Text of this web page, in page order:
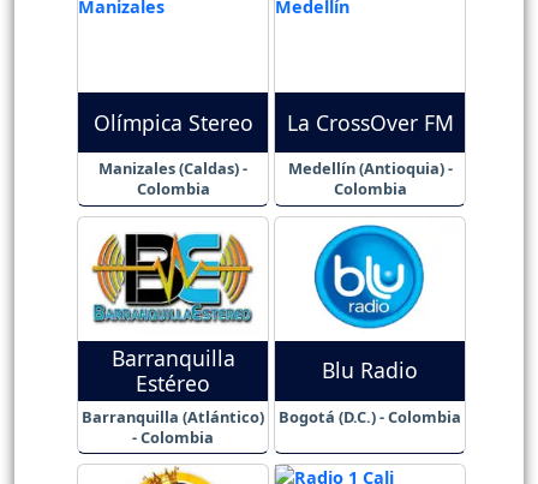
Olímpica Stereo
Manizales (Caldas) -
Colombia
La CrossOver FM
Medellín (Antioquia) -
Colombia
Barranquilla
Estéreo
Barranquilla (Atlántico)
- Colombia
Blu Radio
Bogotá (D.C.) - Colombia